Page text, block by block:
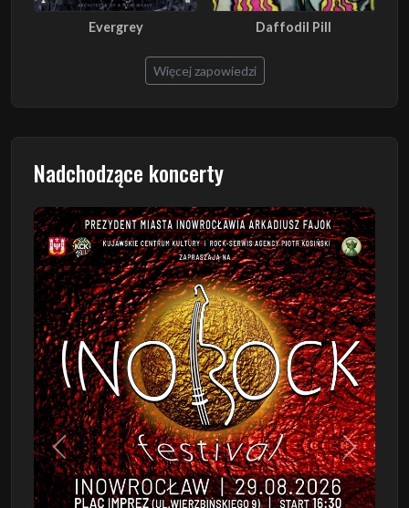
Evergrey Daffodil Pill
Więcej zapowiedzi
Nadchodzące koncerty
Poprzedni Następny